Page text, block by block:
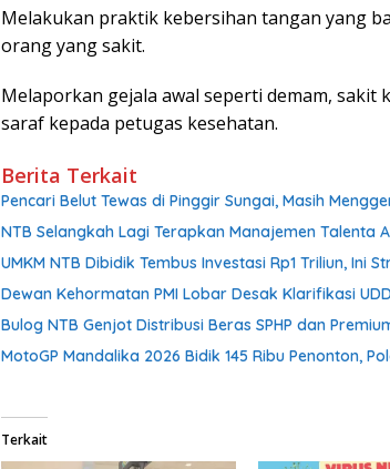
Melakukan praktik kebersihan tangan yang
orang yang sakit.
Melaporkan gejala awal seperti demam, sakit
saraf kepada petugas kesehatan.
Berita Terkait
Pencari Belut Tewas di Pinggir Sungai, Masih
NTB Selangkah Lagi Terapkan Manajemen Talenta
UMKM NTB Dibidik Tembus Investasi Rp1 Triliun, Ini
Dewan Kehormatan PMI Lobar Desak Klarifikasi
Bulog NTB Genjot Distribusi Beras SPHP dan
MotoGP Mandalika 2026 Bidik 145 Ribu Penonton,
Terkait